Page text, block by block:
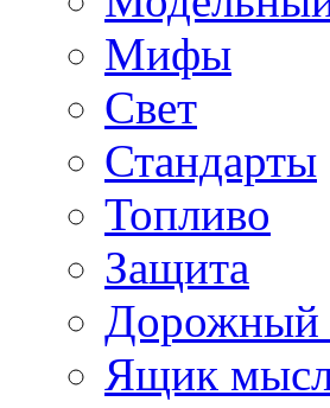
Мифы
Свет
Стандарты
Топливо
Защита
Дорожный
Ящик